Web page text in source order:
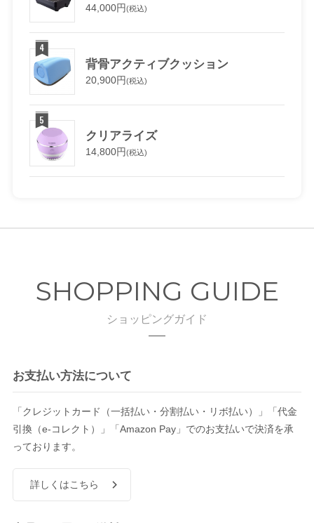
44,000円(税込)
背骨アクティブクッション
20,900円(税込)
クリアライズ
14,800円(税込)
SHOPPING GUIDE
ショッピングガイド
お支払い方法について
「クレジットカード（一括払い・分割払い・リボ払い）」「代金
引換（e-コレクト）」「Amazon Pay」でのお支払いで決済を承
っております。
詳しくはこちら